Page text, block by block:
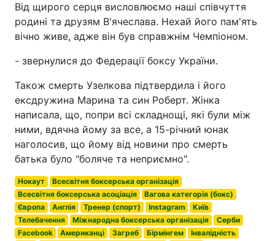
Від щирого серця висловлюємо наші співчуття
родині та друзям В'ячеслава. Нехай його пам'ять
вічно живе, адже він був справжнім Чемпіоном.
- звернулися до Федерації боксу України.
Також смерть Узелкова підтвердила і його
ексдружина Марина та син Роберт. Жінка
написала, що, попри всі складнощі, які були між
ними, вдячна йому за все, а 15-річний юнак
наголосив, що йому від новини про смерть
батька було "боляче та неприємно".
Нокаут
Всесвітня боксерська організація
Всесвітня боксерська асоціація
Вагова категорія (бокс)
Європа
Англія Тренер (спорт) Instagram
Київ
Телебачення
Міжнародна боксерська організація
Серби
Facebook
Американці Загреб Бірмінгем Інвалідність